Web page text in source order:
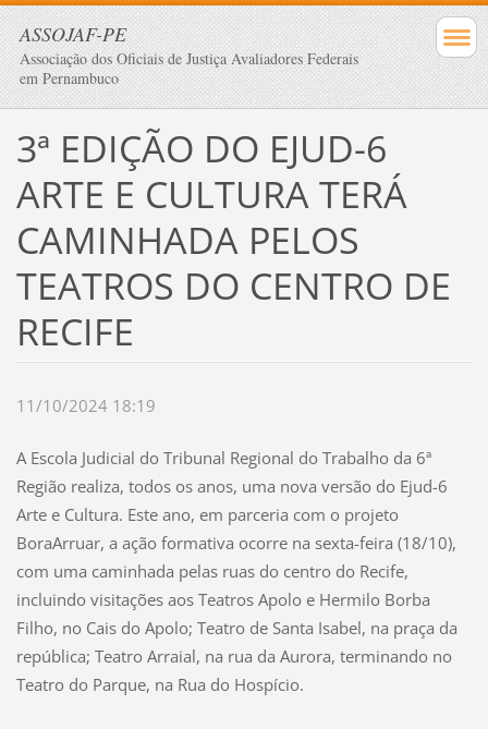
ASSOJAF-PE
Associação dos Oficiais de Justiça Avaliadores Federais
em Pernambuco
3ª EDIÇÃO DO EJUD-6
ARTE E CULTURA TERÁ
CAMINHADA PELOS
TEATROS DO CENTRO DE
RECIFE
11/10/2024 18:19
A Escola Judicial do Tribunal Regional do Trabalho da 6ª
Região realiza, todos os anos, uma nova versão do Ejud-6
Arte e Cultura. Este ano, em parceria com o projeto
BoraArruar, a ação formativa ocorre na sexta-feira (18/10),
com uma caminhada pelas ruas do centro do Recife,
incluindo visitações aos Teatros Apolo e Hermilo Borba
Filho, no Cais do Apolo; Teatro de Santa Isabel, na praça da
república; Teatro Arraial, na rua da Aurora, terminando no
Teatro do Parque, na Rua do Hospício.